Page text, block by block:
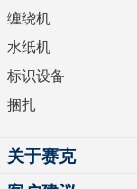
缠绕机
水纸机
标识设备
捆扎
关于赛克